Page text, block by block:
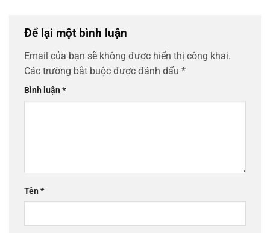
Để lại một bình luận
Email của bạn sẽ không được hiển thị công khai.
Các trường bắt buộc được đánh dấu *
Bình luận*
Tên*